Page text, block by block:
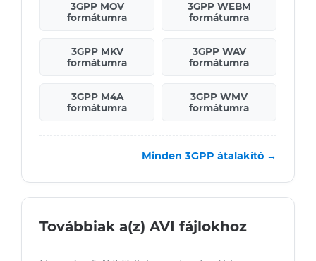
3GPP MOV
formátumra
3GPP WEBM
formátumra
3GPP MKV
formátumra
3GPP WAV
formátumra
3GPP M4A
formátumra
3GPP WMV
formátumra
Minden 3GPP átalakító →
Továbbiak a(z) AVI fájlokhoz